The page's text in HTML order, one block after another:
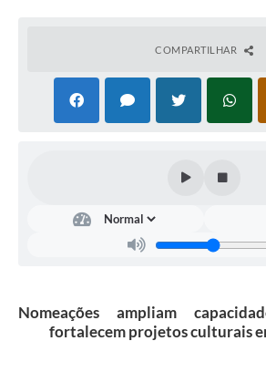
COMPARTILHAR
Nomeações ampliam
fortalecem projetos culturais